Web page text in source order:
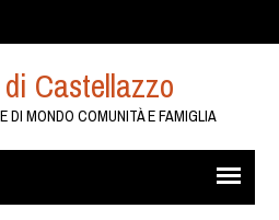
Castellazzo
DI MONDO COMUNITÀ E FAMIGLIA